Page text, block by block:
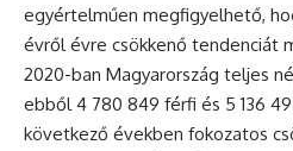
egyértelműen megfigyelhető,
évről évre csökkenő tendenciát
2020-ban Magyarország teljes
ebből 4 780 849 férfi és 5 136
következő években fokozatos